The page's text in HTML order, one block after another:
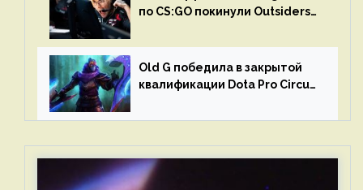
по CS:GO покинули Outsiders
Old G победила в закрытой
квалификации Dota Pro Circuit